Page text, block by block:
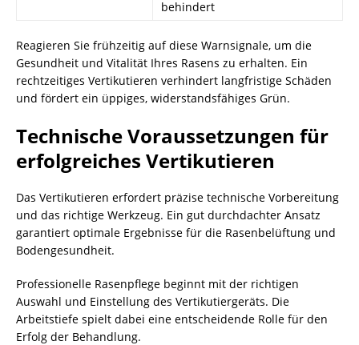
behindert
Reagieren Sie frühzeitig auf diese Warnsignale, um die
Gesundheit und Vitalität Ihres Rasens zu erhalten. Ein
rechtzeitiges Vertikutieren verhindert langfristige Schäden
und fördert ein üppiges, widerstandsfähiges Grün.
Technische Voraussetzungen für
erfolgreiches Vertikutieren
Das Vertikutieren erfordert präzise technische Vorbereitung
und das richtige Werkzeug. Ein gut durchdachter Ansatz
garantiert optimale Ergebnisse für die Rasenbelüftung und
Bodengesundheit.
Professionelle Rasenpflege beginnt mit der richtigen
Auswahl und Einstellung des Vertikutiergeräts. Die
Arbeitstiefe spielt dabei eine entscheidende Rolle für den
Erfolg der Behandlung.